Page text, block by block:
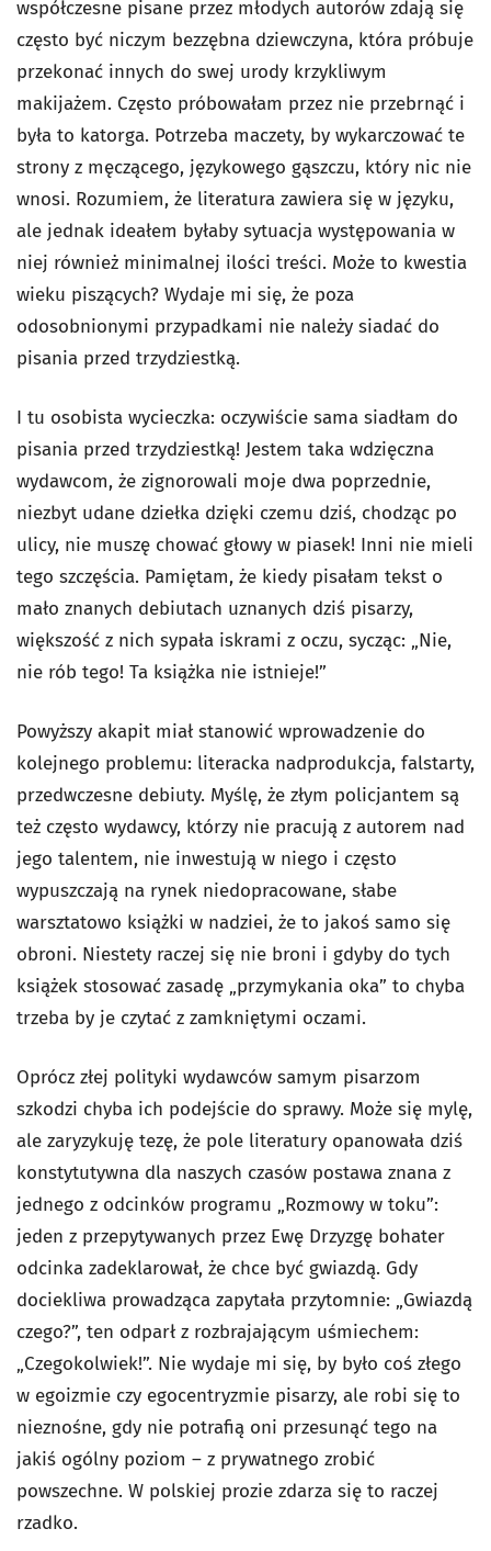
współczesne pisane przez młodych autorów zdają się
często być niczym bezzębna dziewczyna, która próbuje
przekonać innych do swej urody krzykliwym
makijażem. Często próbowałam przez nie przebrnąć i
była to katorga. Potrzeba maczety, by wykarczować te
strony z męczącego, językowego gąszczu, który nic nie
wnosi. Rozumiem, że literatura zawiera się w języku,
ale jednak ideałem byłaby sytuacja występowania w
niej również minimalnej ilości treści. Może to kwestia
wieku piszących? Wydaje mi się, że poza
odosobnionymi przypadkami nie należy siadać do
pisania przed trzydziestką.
I tu osobista wycieczka: oczywiście sama siadłam do
pisania przed trzydziestką! Jestem taka wdzięczna
wydawcom, że zignorowali moje dwa poprzednie,
niezbyt udane dziełka dzięki czemu dziś, chodząc po
ulicy, nie muszę chować głowy w piasek! Inni nie mieli
tego szczęścia. Pamiętam, że kiedy pisałam tekst o
mało znanych debiutach uznanych dziś pisarzy,
większość z nich sypała iskrami z oczu, sycząc: „Nie,
nie rób tego! Ta książka nie istnieje!”
Powyższy akapit miał stanowić wprowadzenie do
kolejnego problemu: literacka nadprodukcja, falstarty,
przedwczesne debiuty. Myślę, że złym policjantem są
też często wydawcy, którzy nie pracują z autorem nad
jego talentem, nie inwestują w niego i często
wypuszczają na rynek niedopracowane, słabe
warsztatowo książki w nadziei, że to jakoś samo się
obroni. Niestety raczej się nie broni i gdyby do tych
książek stosować zasadę „przymykania oka” to chyba
trzeba by je czytać z zamkniętymi oczami.
Oprócz złej polityki wydawców samym pisarzom
szkodzi chyba ich podejście do sprawy. Może się mylę,
ale zaryzykuję tezę, że pole literatury opanowała dziś
konstytutywna dla naszych czasów postawa znana z
jednego z odcinków programu „Rozmowy w toku”:
jeden z przepytywanych przez Ewę Drzyzgę bohater
odcinka zadeklarował, że chce być gwiazdą. Gdy
dociekliwa prowadząca zapytała przytomnie: „Gwiazdą
czego?”, ten odparł z rozbrajającym uśmiechem:
„Czegokolwiek!”. Nie wydaje mi się, by było coś złego
w egoizmie czy egocentryzmie pisarzy, ale robi się to
nieznośne, gdy nie potrafią oni przesunąć tego na
jakiś ogólny poziom – z prywatnego zrobić
powszechne. W polskiej prozie zdarza się to raczej
rzadko.